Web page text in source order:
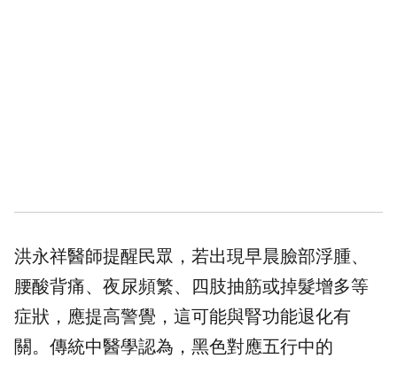
洪永祥醫師提醒民眾，若出現早晨臉部浮腫、
腰酸背痛、夜尿頻繁、四肢抽筋或掉髮增多等
症狀，應提高警覺，這可能與腎功能退化有
關。傳統中醫學認為，黑色對應五行中的